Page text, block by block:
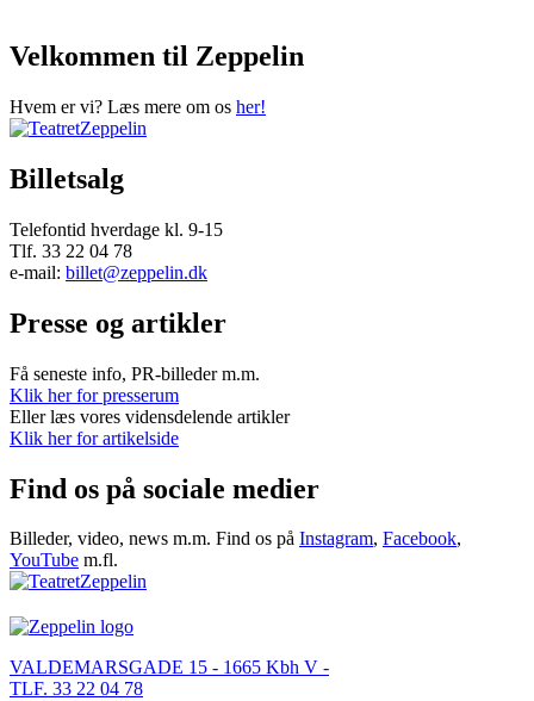
Velkommen til Zeppelin
Hvem er vi? Læs mere om os her!
Billetsalg
Telefontid hverdage kl. 9-15
Tlf. 33 22 04 78
e-mail: billet@zeppelin.dk
Presse og artikler
Få seneste info, PR-billeder m.m.
Klik her for presserum
Eller læs vores vidensdelende artikler
Klik her for artikelside
Find os på sociale medier
Billeder, video, news m.m. Find os på Instagram, Facebook,
YouTube m.fl.
VALDEMARSGADE 15 - 1665 Kbh V -
TLF. 33 22 04 78